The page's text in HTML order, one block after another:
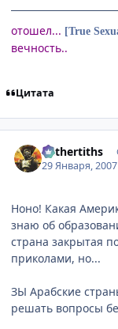
отошел... [True
вечность..
Цитата
Mithertiths
29 Января, 2007
Ноно! Какая
знаю об
страна закрытая
приколами, но...
ЗЫ Арабские
решать вопросы